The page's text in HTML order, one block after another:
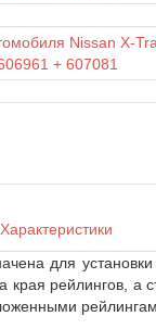
Характеристики
для
рейлингов, а